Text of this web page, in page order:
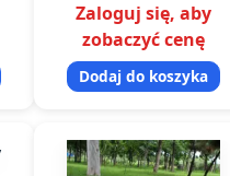
doskonale sprawdza się
jako przytulanka,
dekoracja…
Zaloguj się, aby
zobaczyć cenę
Dodaj do koszyka